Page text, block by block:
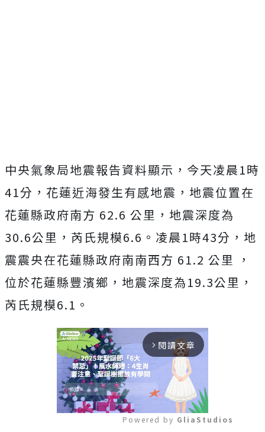
中央氣象局地震報告資料顯示，今天凌晨1時
41分，花蓮近海發生有感地震，地震位置在
花蓮縣政府南方 62.6 公里，地震深度為
30.6公里，芮氏規模6.6。凌晨1時43分，地
震震央在花蓮縣政府南南西方 61.2 公里 ，
位於花蓮縣豐濱鄉，地震深度為19.3公里，
芮氏規模6.1。
arrow_forward_ios 閱讀文章
Powered by GliaStudios